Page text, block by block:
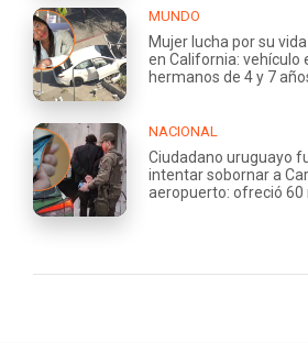
MUNDO
Mujer lucha por su
en California: vehículo
hermanos de 4 y 7
NACIONAL
Ciudadano uruguayo
intentar sobornar a
aeropuerto: ofreció 60